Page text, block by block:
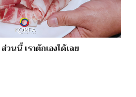
ส่วนนี้ เราตักเองได้เลย